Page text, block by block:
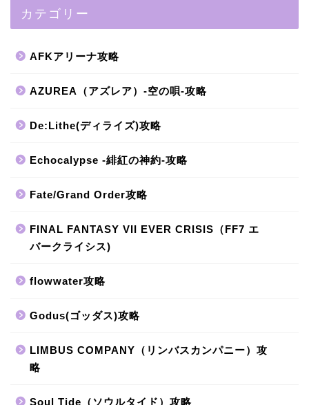
カテゴリー
AFKアリーナ攻略
AZUREA（アズレア）-空の唄-攻略
De:Lithe(ディライズ)攻略
Echocalypse -緋紅の神約-攻略
Fate/Grand Order攻略
FINAL FANTASY VII EVER CRISIS（FF7 エ
バークライシス)
flowwater攻略
Godus(ゴッダス)攻略
LIMBUS COMPANY（リンバスカンパニー）攻
略
Soul Tide（ソウルタイド）攻略